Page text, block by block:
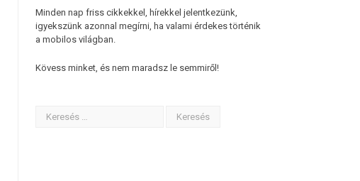
Minden nap friss cikkekkel, hírekkel jelentkezünk,
igyekszünk azonnal megírni, ha valami érdekes történik
a mobilos világban.
Kövess minket, és nem maradsz le semmiről!